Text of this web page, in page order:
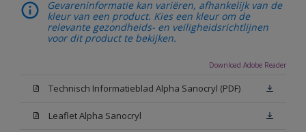
Gevareninformatie kan variëren, afhankelijk van de
kleur van een product. Kies een kleur om de
relevante gezondheids- en veiligheidsrichtlijnen
voor dit product te bekijken.
Download Adobe Reader
Technisch Informatieblad Alpha Sanocryl (PDF)
Leaflet Alpha Sanocryl